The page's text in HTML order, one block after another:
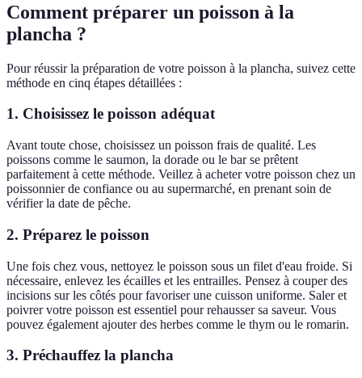
Comment préparer un poisson à la
plancha ?
Pour réussir la préparation de votre poisson à la plancha, suivez cette
méthode en cinq étapes détaillées :
1. Choisissez le poisson adéquat
Avant toute chose, choisissez un poisson frais de qualité. Les
poissons comme le saumon, la dorade ou le bar se prêtent
parfaitement à cette méthode. Veillez à acheter votre poisson chez un
poissonnier de confiance ou au supermarché, en prenant soin de
vérifier la date de pêche.
2. Préparez le poisson
Une fois chez vous, nettoyez le poisson sous un filet d'eau froide. Si
nécessaire, enlevez les écailles et les entrailles. Pensez à couper des
incisions sur les côtés pour favoriser une cuisson uniforme. Saler et
poivrer votre poisson est essentiel pour rehausser sa saveur. Vous
pouvez également ajouter des herbes comme le thym ou le romarin.
3. Préchauffez la plancha